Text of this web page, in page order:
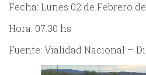
Fecha: Lunes 02 de Febrero
Hora: 07:30 hs
Fuente: Vialidad Nacional –